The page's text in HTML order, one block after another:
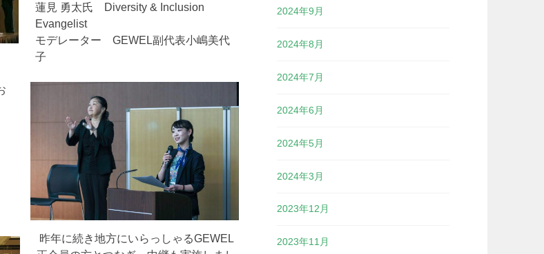
蓮見 勇太氏 Diversity & Inclusion
Evangelist
モデレーター GEWEL副代表小嶋美代
子
昨年に続き地方にいらっしゃるGEWEL
2024年9月
2024年8月
2024年7月
2024年6月
2024年5月
2024年3月
2023年12月
2023年11月